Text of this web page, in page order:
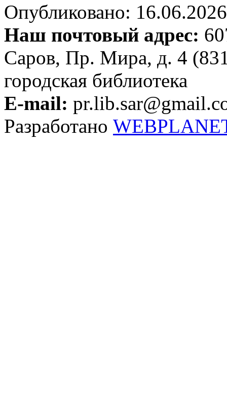
Опубликовано:
Наш почтовый адрес:
Саров, Пр. Мира, д. 4
городская библиотека
E-mail:
Разработано